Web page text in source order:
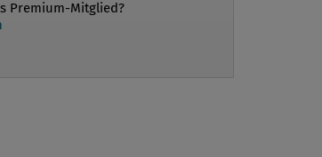
Premium-Mitglied?